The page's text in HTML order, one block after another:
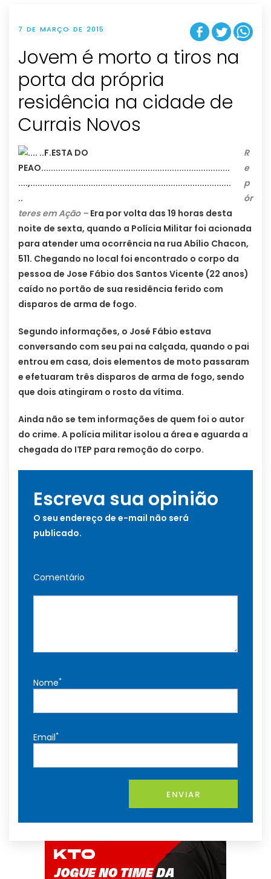
7 DE MARÇO DE 2015
Jovem é morto a tiros na
porta da própria
residência na cidade de
Currais Novos
R
e
p
ór
teres em Ação – Era por volta das 19 horas desta
noite de sexta, quando a Polícia Militar foi acionada
para atender uma ocorrência na rua Abílio Chacon,
511. Chegando no local foi encontrado o corpo da
pessoa de Jose Fábio dos Santos Vicente (22 anos)
caído no portão de sua residência ferido com
disparos de arma de fogo.
Segundo informações, o José Fábio estava
conversando com seu pai na calçada, quando o pai
entrou em casa, dois elementos de moto passaram
e efetuaram três disparos de arma de fogo, sendo
que dois atingiram o rosto da vítima.
Ainda não se tem informações de quem foi o autor
do crime. A polícia militar isolou a área e aguarda a
chegada do ITEP para remoção do corpo.
Escreva sua opinião
O seu endereço de e-mail não será
publicado.
Comentário
Nome*
Email*
ENVIAR